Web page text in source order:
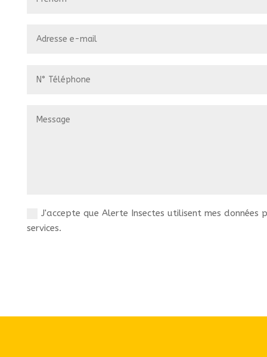
J'accepte que Alerte Insectes utilisent mes données
services.